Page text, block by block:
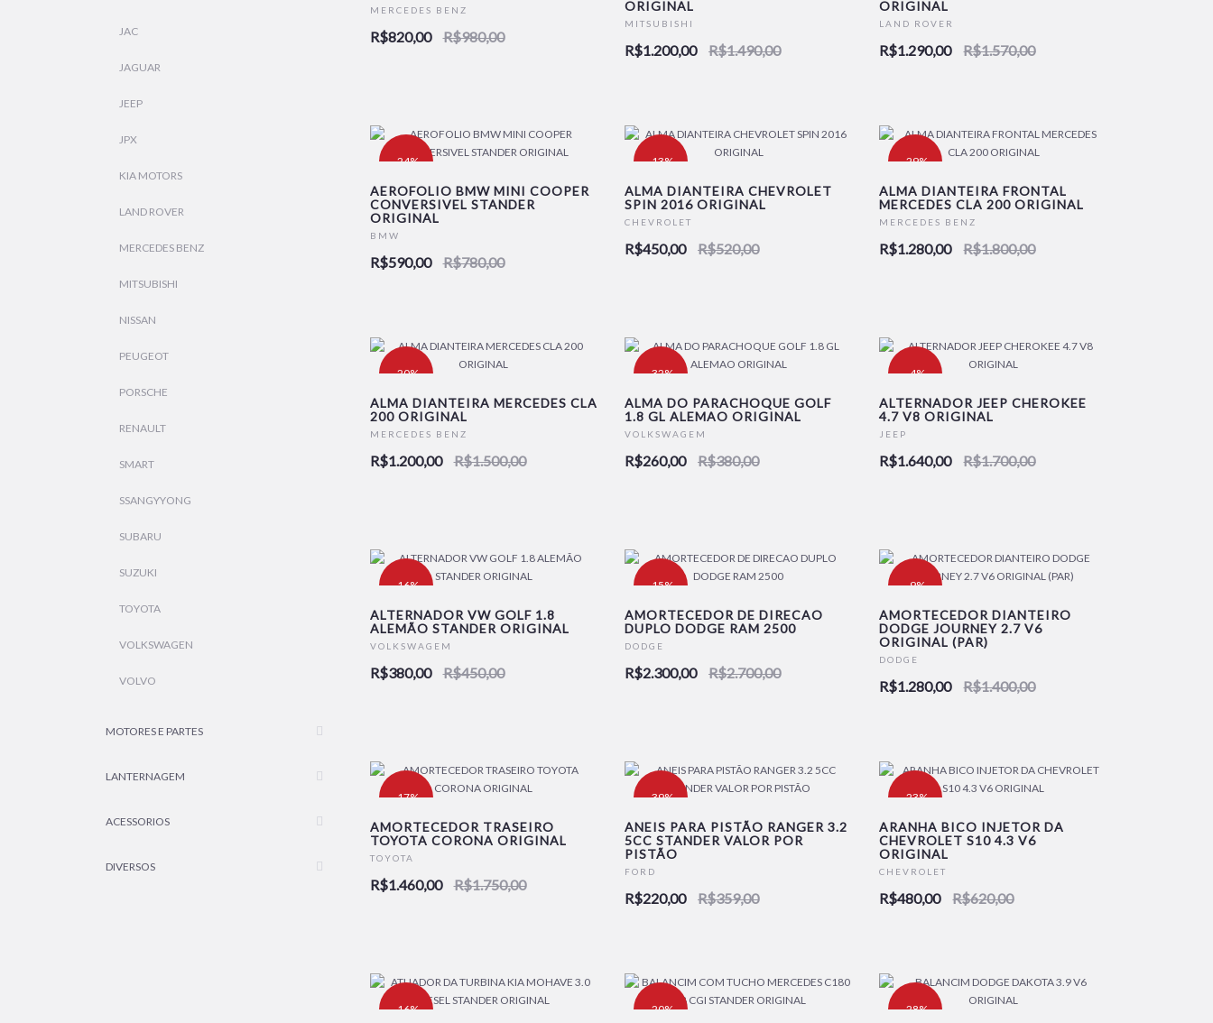
JAC
JAGUAR
JEEP
JPX
KIA MOTORS
LAND ROVER
MERCEDES BENZ
MITSUBISHI
NISSAN
PEUGEOT
PORSCHE
RENAULT
SMART
SSANGYYONG
SUBARU
SUZUKI
TOYOTA
VOLKSWAGEN
VOLVO
MOTORES E PARTES
LANTERNAGEM
ACESSORIOS
DIVERSOS
MERCEDES BENZ
R$820,00 R$980,00
ORIGINAL
MITSUBISHI
R$1.200,00 R$1.490,00
ORIGINAL
LAND ROVER
R$1.290,00 R$1.570,00
-24%
AEROFOLIO BMW MINI COOPER
CONVERSIVEL STANDER
ORIGINAL
BMW
R$590,00 R$780,00
-13%
ALMA DIANTEIRA CHEVROLET
SPIN 2016 ORIGINAL
CHEVROLET
R$450,00 R$520,00
-29%
ALMA DIANTEIRA FRONTAL
MERCEDES CLA 200 ORIGINAL
MERCEDES BENZ
R$1.280,00 R$1.800,00
-20%
ALMA DIANTEIRA MERCEDES CLA
200 ORIGINAL
MERCEDES BENZ
R$1.200,00 R$1.500,00
-32%
ALMA DO PARACHOQUE GOLF
1.8 GL ALEMAO ORIGINAL
VOLKSWAGEM
R$260,00 R$380,00
-4%
ALTERNADOR JEEP CHEROKEE
4.7 V8 ORIGINAL
JEEP
R$1.640,00 R$1.700,00
-16%
ALTERNADOR VW GOLF 1.8
ALEMÃO STANDER ORIGINAL
VOLKSWAGEM
R$380,00 R$450,00
-15%
AMORTECEDOR DE DIRECAO
DUPLO DODGE RAM 2500
DODGE
R$2.300,00 R$2.700,00
-9%
AMORTECEDOR DIANTEIRO
DODGE JOURNEY 2.7 V6
ORIGINAL (PAR)
DODGE
R$1.280,00 R$1.400,00
-17%
AMORTECEDOR TRASEIRO
TOYOTA CORONA ORIGINAL
TOYOTA
R$1.460,00 R$1.750,00
-39%
ANEIS PARA PISTÃO RANGER 3.2
5CC STANDER VALOR POR
PISTÃO
FORD
R$220,00 R$359,00
-23%
ARANHA BICO INJETOR DA
CHEVROLET S10 4.3 V6
ORIGINAL
CHEVROLET
R$480,00 R$620,00
-16% -20% -28%